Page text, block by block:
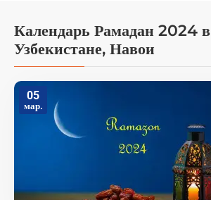
Календарь Рамадан 2024 в
Узбекистане, Навои
05
мар.